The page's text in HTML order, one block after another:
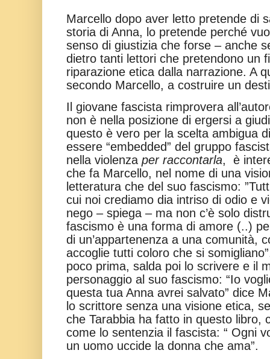
Marcello dopo aver letto pretende di
storia di Anna, lo pretende perché
senso di giustizia che forse – anche
dietro tanti lettori che pretendono un
riparazione etica dalla narrazione. A
secondo Marcello, a costruire un
Il giovane fascista rimprovera
non è nella posizione di ergersi a
questo è vero per la scelta ambigua
essere “embedded” del gruppo
nella violenza per raccontarla, è
che fa Marcello, nel nome di una
letteratura che del suo fascismo:
cui noi crediamo dia intriso di odio e
nego – spiega – ma non c’è solo
fascismo è una forma di amore (..)
di un’appartenenza a una comunità,
accoglie tutti coloro che si
poco prima, salda poi lo scrivere e il
personaggio al suo fascismo: “Io
questa tua Anna avrei salvato” dice
lo scrittore senza una visione etica,
che Tarabbia ha fatto in questo libro,
come lo sentenzia il fascista: “ Ogni
un uomo uccide la donna che ama”.